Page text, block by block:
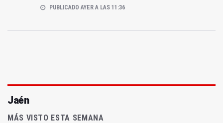
PUBLICADO AYER A LAS 11:36
Jaén
MÁS VISTO ESTA SEMANA